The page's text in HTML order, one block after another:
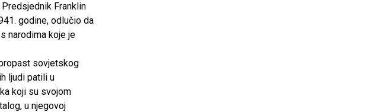
Franklin
godine, odlučio da
narodima koje je
sovjetskog
ljudi patili u
koji su svojom
u njegovoj